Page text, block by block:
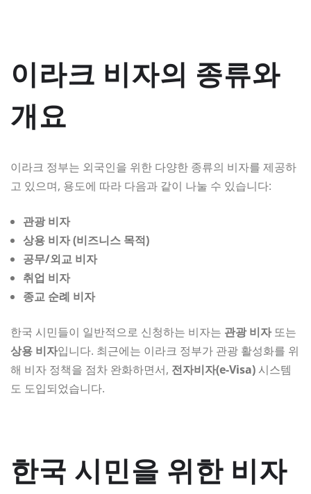
이라크 비자의 종류와
개요
이라크 정부는 외국인을 위한 다양한 종류의 비자를 제공하
고 있으며, 용도에 따라 다음과 같이 나눌 수 있습니다:
관광 비자
상용 비자 (비즈니스 목적)
공무/외교 비자
취업 비자
종교 순례 비자
한국 시민들이 일반적으로 신청하는 비자는 관광 비자또는
상용 비자입니다. 최근에는 이라크 정부가 관광 활성화를 위
해 비자 정책을 점차 완화하면서, 전자비자(e-Visa) 시스템
도 도입되었습니다.
한국 시민을 위한 비자